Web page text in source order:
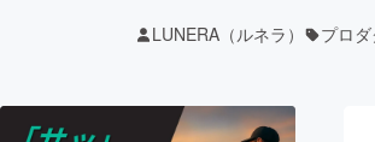
ターン
ジェクト
募集終了
ロジェクト
アート・写真
LUNERA（ルネラ） プロダ